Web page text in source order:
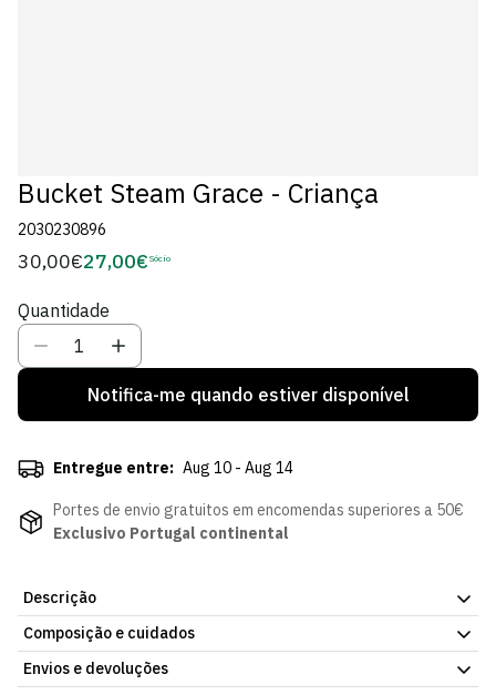
Bucket Steam Grace - Criança
2030230896
Preço
30,00€Preço
Sócio
27,00€ Sócio
Quantidade
Notifica-me quando estiver disponível
Entregue entre: Aug 10 - Aug 14
Portes de envio gratuitos em encomendas superiores a 50€
Exclusivo Portugal continental
Descrição
Bucket Steam Grace - Criança, acessório da Loja Verde Online.
Material confortável, para uso prolongado. Artigo oficial do
Sporting Clube de Portugal.
Composição e cuidados
100% poliéster
Envios e devoluções